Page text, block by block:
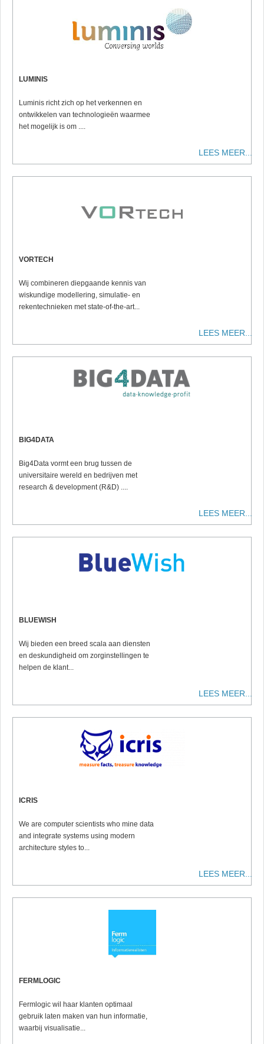
LUMINIS
Luminis richt zich op het verkennen en
ontwikkelen van technologieën waarmee
het mogelijk is om ....
LEES MEER...
VORTECH
Wij combineren diepgaande kennis van
wiskundige modellering, simulatie- en
rekentechnieken met state-of-the-art...
LEES MEER...
BIG4DATA
Big4Data vormt een brug tussen de
universitaire wereld en bedrijven met
research & development (R&D) ....
LEES MEER...
BLUEWISH
Wij bieden een breed scala aan diensten
en deskundigheid om zorginstellingen te
helpen de klant...
LEES MEER...
ICRIS
We are computer scientists who mine data
and integrate systems using modern
architecture styles to...
LEES MEER...
FERMLOGIC
Fermlogic wil haar klanten optimaal
gebruik laten maken van hun informatie,
waarbij visualisatie...